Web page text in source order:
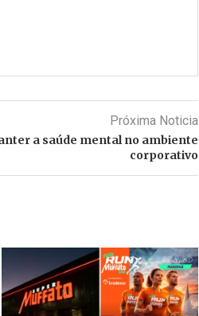
Próxima Noticia
a saúde mental no ambiente
corporativo